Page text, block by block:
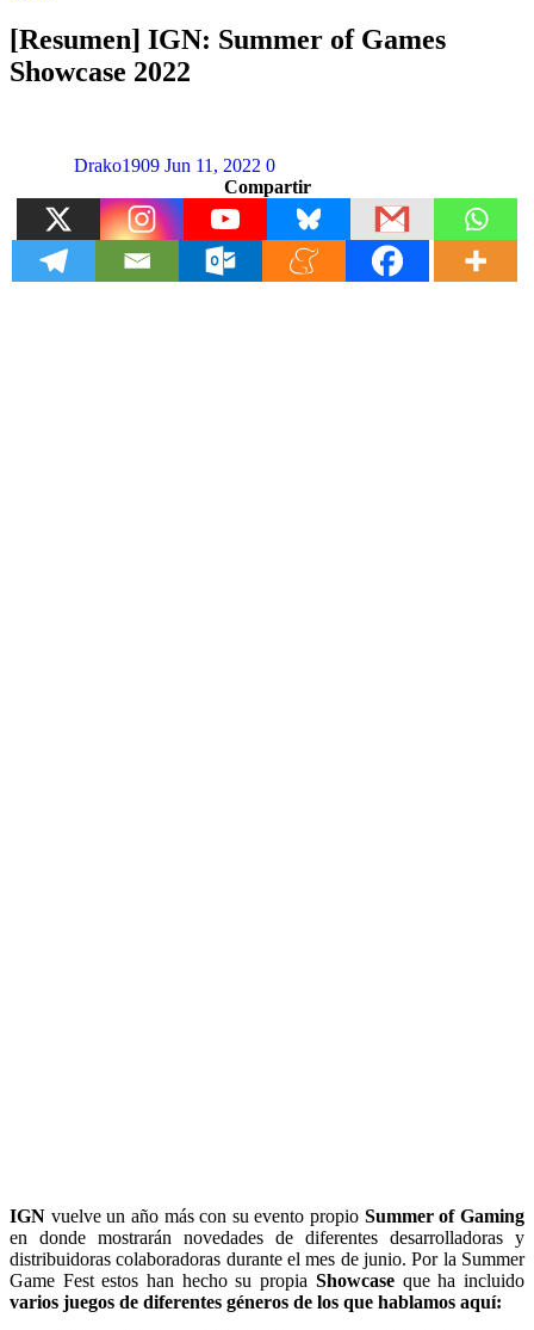
[Resumen] IGN: Summer of Games
Showcase 2022
Drako1909 Jun 11, 2022 0
Compartir
IGN vuelve un año más con su evento propio Summer of Gaming
en donde mostrarán novedades de diferentes desarrolladoras y
distribuidoras colaboradoras durante el mes de junio. Por la Summer
Game Fest estos han hecho su propia Showcaseque ha incluido
varios juegos de diferentes géneros de los que hablamos aquí: